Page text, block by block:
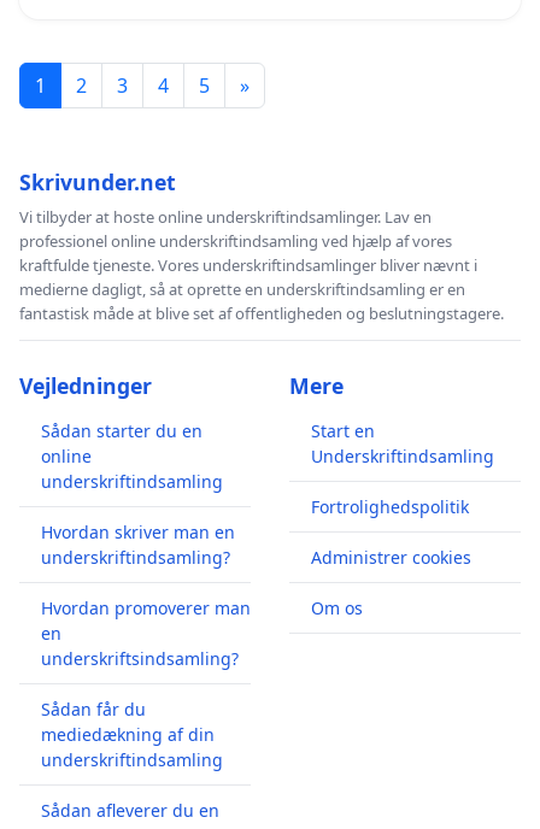
1 2 3 4 5 »
Skrivunder.net
Vi tilbyder at hoste online underskriftindsamlinger. Lav en
professionel online underskriftindsamling ved hjælp af vores
kraftfulde tjeneste. Vores underskriftindsamlinger bliver nævnt i
medierne dagligt, så at oprette en underskriftindsamling er en
fantastisk måde at blive set af offentligheden og beslutningstagere.
Vejledninger
Sådan starter du en
online
underskriftindsamling
Hvordan skriver man en
underskriftindsamling?
Hvordan promoverer man
en
underskriftsindsamling?
Sådan får du
mediedækning af din
underskriftindsamling
Sådan afleverer du en
Mere
Start en
Underskriftindsamling
Fortrolighedspolitik
Administrer cookies
Om os